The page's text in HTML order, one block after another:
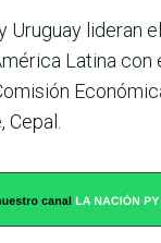
Uruguay lideran
Latina con
Cepal.